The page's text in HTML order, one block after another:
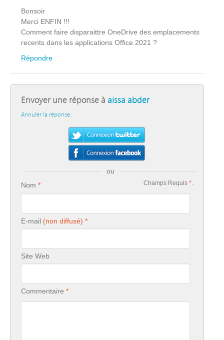
Bonsoir
Merci ENFIN !!!
Comment faire disparaittre OneDrive des emplacements
recents dans les applications Office 2021 ?
Répondre
Envoyer une réponse à aissa abder
Annuler la réponse.
ou
Champs Requis *.
Nom
E-mail
Site Web
Commentaire